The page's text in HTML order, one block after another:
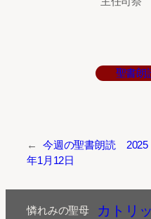
聖書朗
←
今週の聖書朗読 2025
年1月12日
憐れみの聖母 カトリ